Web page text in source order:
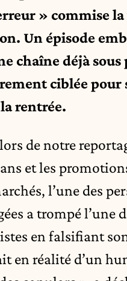
» commise
Un épisode
chaîne déjà sous
ciblée pour
rentrée.
de notre
et les
l’une des
a trompé l’une
en falsifiant
en réalité d’un